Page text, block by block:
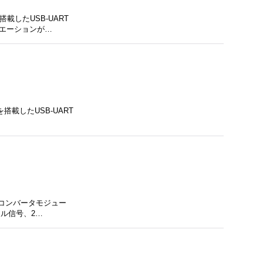
載したUSB-UART
ーションが…
搭載したUSB-UART
ンバータモジュー
ル信号、2…